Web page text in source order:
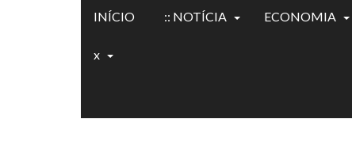
INÍCIO :: NOTÍCIA ECONOMIA
x